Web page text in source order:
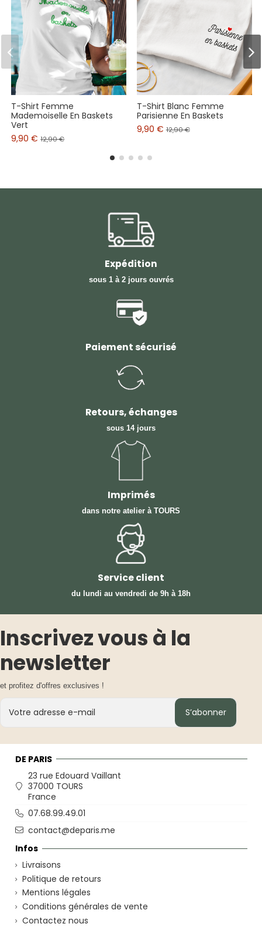
T-Shirt Femme
Mademoiselle En Baskets
Vert
9,90 €12,90 €
T-Shirt Blanc Femme
Parisienne En Baskets
9,90 €12,90 €
Expédition
sous 1 à 2 jours ouvrés
Paiement sécurisé
Retours, échanges
sous 14 jours
Imprimés
dans notre atelier à TOURS
Service client
du lundi au vendredi de 9h à 18h
Inscrivez vous à la
newsletter
et profitez d'offres exclusives !
S’abonner
Infos
Livraisons
Politique de retours
Mentions légales
Conditions générales de vente
Contactez nous
DE PARIS
23 rue Edouard Vaillant
37000 TOURS
France
07.68.99.49.01
contact@deparis.me